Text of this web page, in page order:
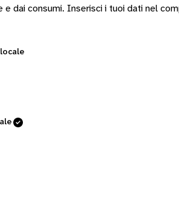
e dai consumi. Inserisci i tuoi dati nel